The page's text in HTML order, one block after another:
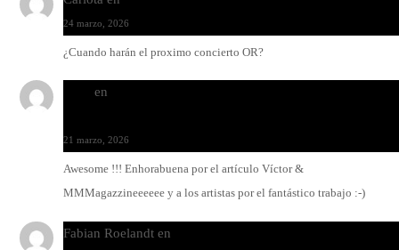
24 marzo, 2026
¿Cuando harán el proximo concierto OR?
en
21 marzo, 2026
Awesome !!! Enhorabuena por el artículo Víctor &
MMMagazzineeeeee y a los artistas por el fantástico trabajo :-)
Fabian Roelandt en